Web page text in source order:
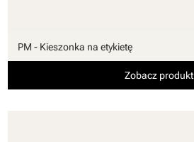
PM - Kieszonka na etykietę
Zobacz produkt